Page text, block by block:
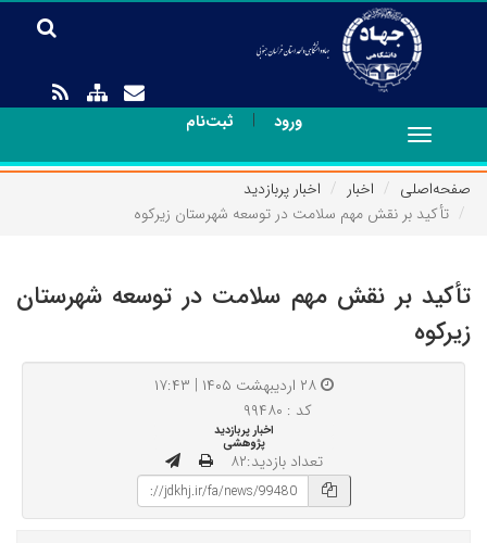
ورود | ثبت‌نام
Toggle
navigation
صفحه‌اصلی
اخبار
اخبار پربازدید
تأکید بر نقش مهم سلامت در توسعه شهرستان زیرکوه
تأکید بر نقش مهم سلامت در توسعه شهرستان
زیرکوه
۲۸ اردیبهشت ۱۴۰۵ | ۱۷:۴۳
کد : ۹۹۴۸۰
اخبار پربازدید
پژوهشی
تعداد بازدید:۸۲